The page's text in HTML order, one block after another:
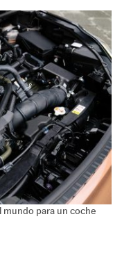
mundo para un coche